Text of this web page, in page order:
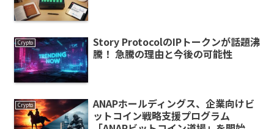
Crypto
Story ProtocolのIPトークンが話題沸
騰！ 急騰の理由と今後の可能性
Crypto
ANAPホールディングス、企業向けビ
ットコイン戦略支援プログラム